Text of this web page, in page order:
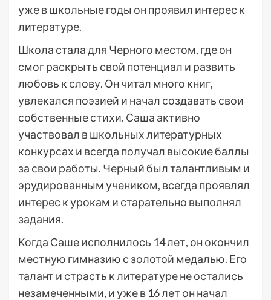
уже в школьные годы он проявил интерес к
литературе.
Школа стала для Черного местом, где он
смог раскрыть свой потенциал и развить
любовь к слову. Он читал много книг,
увлекался поэзией и начал создавать свои
собственные стихи. Саша активно
участвовал в школьных литературных
конкурсах и всегда получал высокие баллы
за свои работы. Черный был талантливым и
эрудированным учеником, всегда проявлял
интерес к урокам и старательно выполнял
задания.
Когда Саше исполнилось 14 лет, он окончил
местную гимназию с золотой медалью. Его
талант и страсть к литературе не остались
незамеченными, и уже в 16 лет он начал